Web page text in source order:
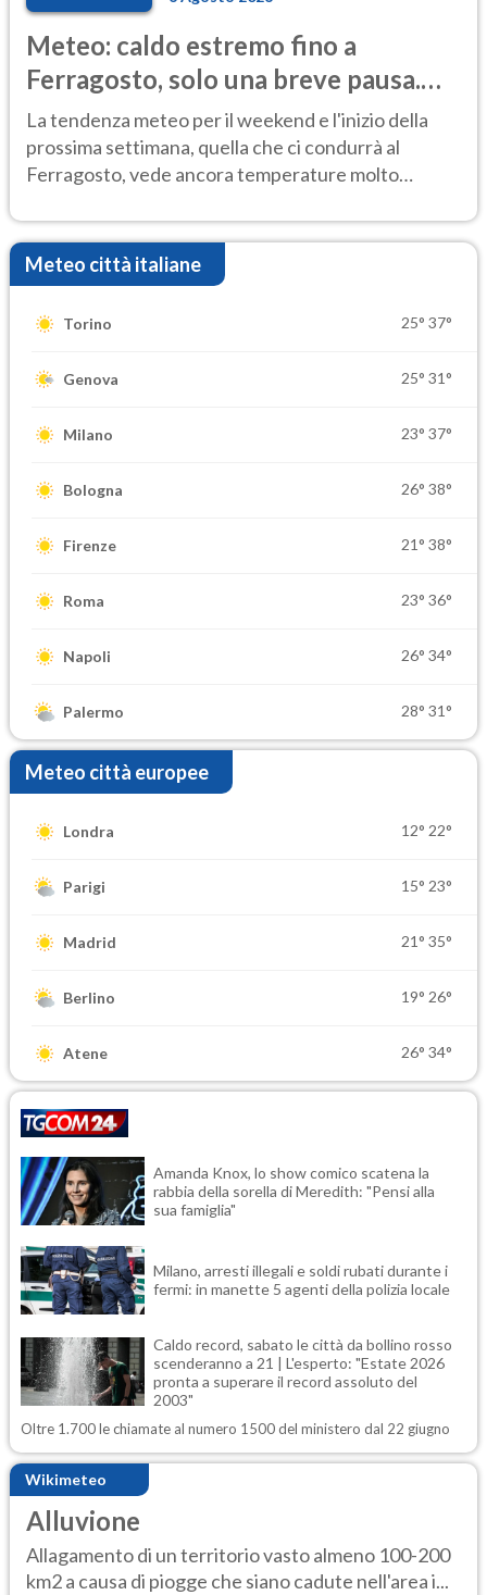
Meteo: caldo estremo fino a
Ferragosto, solo una breve pausa.
Ecco dove
La tendenza meteo per il weekend e l'inizio della
prossima settimana, quella che ci condurrà al
Ferragosto, vede ancora temperature molto
Meteo città italiane
Torino 25° 37°
Genova 25° 31°
Milano 23° 37°
Bologna 26° 38°
Firenze 21° 38°
Roma 23° 36°
Napoli 26° 34°
Palermo 28° 31°
Meteo città europee
Londra 12° 22°
Parigi 15° 23°
Madrid 21° 35°
Berlino 19° 26°
Atene 26° 34°
Amanda Knox, lo show comico scatena la
rabbia della sorella di Meredith: "Pensi alla
sua famiglia"
Milano, arresti illegali e soldi rubati durante i
fermi: in manette 5 agenti della polizia locale
Caldo record, sabato le città da bollino rosso
scenderanno a 21 | L'esperto: "Estate 2026
pronta a superare il record assoluto del
2003"
Oltre 1.700 le chiamate al numero 1500 del ministero dal 22 giugno
Wikimeteo
Alluvione
Allagamento di un territorio vasto almeno 100-200
km2 a causa di piogge che siano cadute nell'area i...